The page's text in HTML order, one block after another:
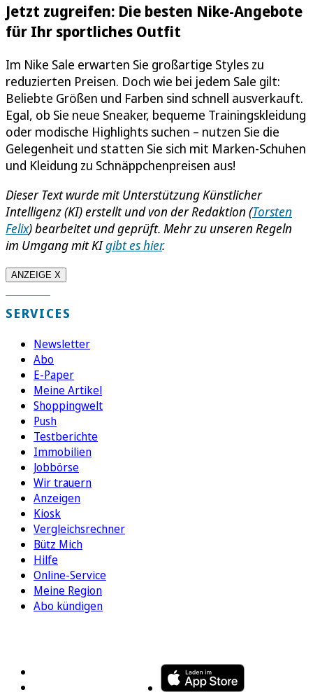
Jetzt zugreifen: Die besten Nike-Angebote
für Ihr sportliches Outfit
Im Nike Sale erwarten Sie großartige Styles zu
reduzierten Preisen. Doch wie bei jedem Sale gilt:
Beliebte Größen und Farben sind schnell ausverkauft.
Egal, ob Sie neue Sneaker, bequeme Trainingskleidung
oder modische Highlights suchen – nutzen Sie die
Gelegenheit und statten Sie sich mit Marken-Schuhen
und Kleidung zu Schnäppchenpreisen aus!
Dieser Text wurde mit Unterstützung Künstlicher
Intelligenz (KI) erstellt und von der Redaktion (Torsten
Felix)bearbeitet und geprüft. Mehr zu unseren Regeln
im Umgang mit KIgibt es hier.
ANZEIGE X
SERVICES
Newsletter
Abo
E-Paper
Meine Artikel
Shoppingwelt
Push
Testberichte
Immobilien
Jobbörse
Wir trauern
Anzeigen
Kiosk
Vergleichsrechner
Bütz Mich
Hilfe
Online-Service
Meine Region
Abo kündigen